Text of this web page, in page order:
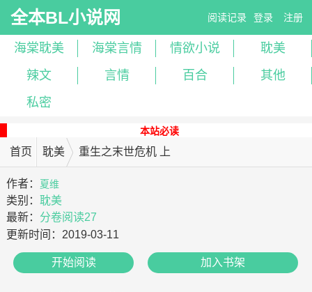
全本BL小说网 阅读记录 登录 注册
海棠耽美 海棠言情 情欲小说
耽美
辣文
言情 百合
其他
私密
本站必读
首页 耽美 重生之末世危机 上
作者： 夏维
类别：耽美
最新： 分卷阅读27
更新时间： 2019-03-11
开始阅读 加入书架